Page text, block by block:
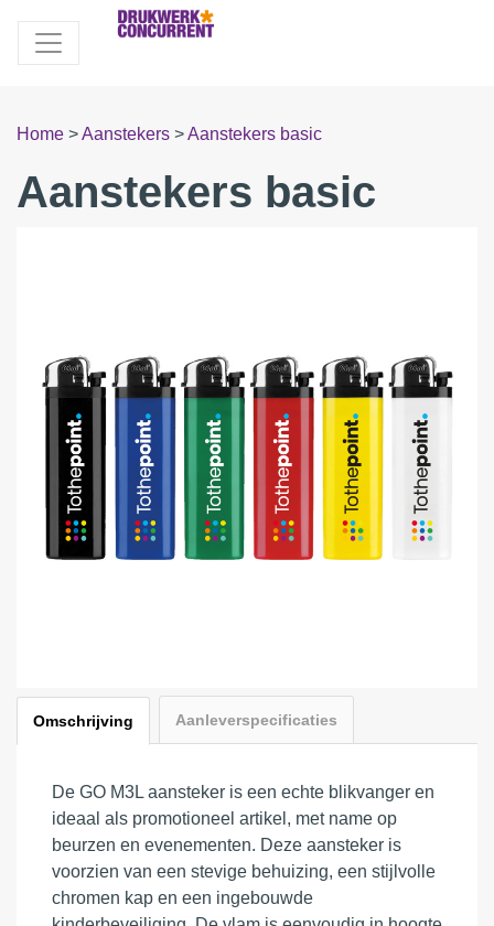
Home >Aanstekers >Aanstekers basic
Aanstekers basic
Omschrijving Aanleverspecificaties
De GO M3L aansteker is een echte blikvanger en
ideaal als promotioneel artikel, met name op
beurzen en evenementen. Deze aansteker is
voorzien van een stevige behuizing, een stijlvolle
chromen kap en een ingebouwde